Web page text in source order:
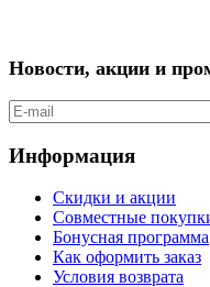
Новости, акции и
Информация
Скидки и акции
Совместные
Бонусная программа
Как оформить заказ
Условия возврата